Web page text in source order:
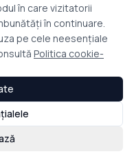
în care vizitatorii
în continuare.
pe cele neesențiale
Politica cookie-